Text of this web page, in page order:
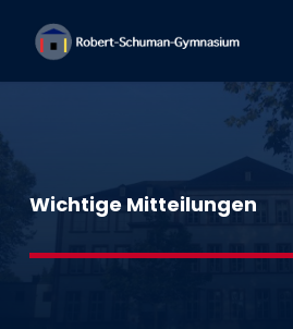
Wichtige Mitteilungen